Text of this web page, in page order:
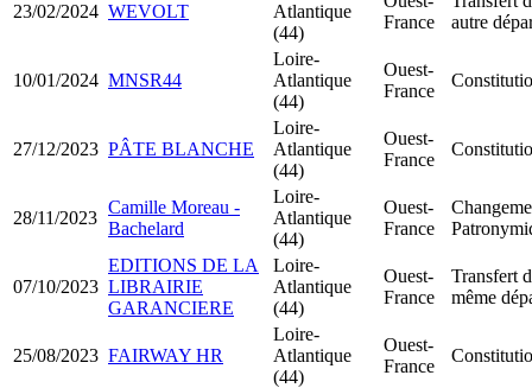
23/02/2024 WEVOLT
Atlantique
(44)
France
autre
10/01/2024 MNSR44
Loire-
Atlantique
(44)
Ouest-
France
27/12/2023 PÂTE BLANCHE
Loire-
Atlantique
(44)
Ouest-
France
28/11/2023
Camille Moreau -
Bachelard
Loire-
Atlantique
(44)
Ouest-
France
07/10/2023
EDITIONS DE LA
LIBRAIRIE
GARANCIERE
Loire-
Atlantique
(44)
Ouest-
France
Transfert
même
25/08/2023 FAIRWAY HR
Loire-
Atlantique
(44)
Ouest-
France